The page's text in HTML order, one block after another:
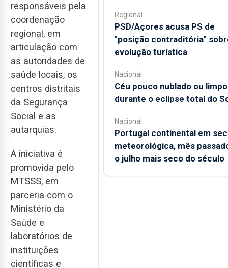
responsáveis pela
coordenação
regional, em
articulação com
as autoridades de
saúde locais, os
centros distritais
da Segurança
Social e as
autarquias.
A iniciativa é
promovida pelo
MTSSS, em
parceria com o
Ministério da
Saúde e
laboratórios de
instituições
científicas e
Regional
PSD/Açores acusa PS de
"posição contraditória"
evolução turística
Nacional
Céu pouco nublado ou limpo
durante o eclipse total do
Nacional
Portugal continental em
meteorológica, mês
o julho mais seco do século